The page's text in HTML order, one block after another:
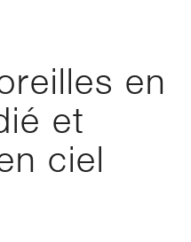
en
et
ciel